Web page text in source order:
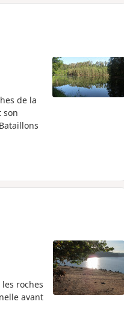
de la
son
roches
avant